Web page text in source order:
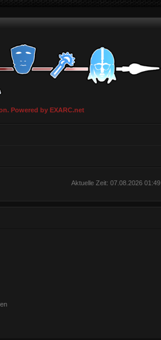
Powered by EXARC.net
Aktuelle Zeit: 07.08.2026 01:49